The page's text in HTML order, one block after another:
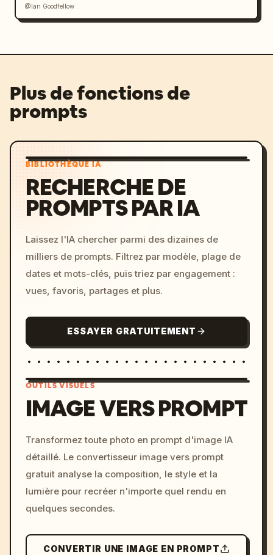
@Ian Goodfellow
Plus de fonctions de
prompts
BIBLIOTHÈQUE IA
RECHERCHE DE
PROMPTS PAR IA
Laissez l'IA chercher parmi des dizaines de
milliers de prompts. Filtrez par modèle, plage de
dates et mots-clés, puis triez par engagement :
vues, favoris, partages et plus.
ESSAYER GRATUITEMENT
c, cyberpunk sunset, neon
colors, 8k --v 6.0
OUTILS VISUELS
IMAGE VERS PROMPT
Transformez toute photo en prompt d'image IA
détaillé. Le convertisseur image vers prompt
gratuit analyse la composition, le style et la
lumière pour recréer n'importe quel rendu en
quelques secondes.
CONVERTIR UNE IMAGE EN PROMPT